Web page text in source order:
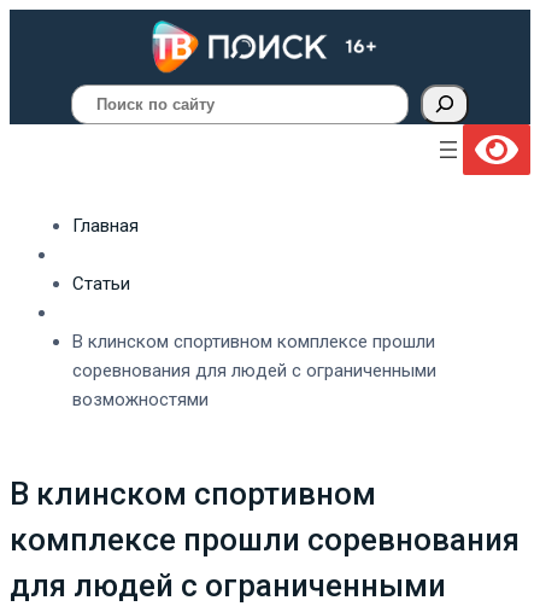
Поиск
Главная
Статьи
В клинском спортивном комплексе прошли
соревнования для людей с ограниченными
возможностями
В клинском спортивном
комплексе прошли соревнования
для людей с ограниченными